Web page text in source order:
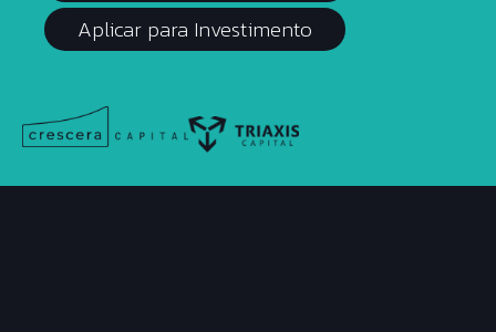
Aplicar para Investimento